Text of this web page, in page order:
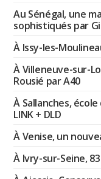
Au Sénégal, une
sophistiqués par
À Issy-les-
À Villeneuve-sur-
Rousié par A40
À Sallanches,
LINK + DLD
À Venise, un
À Ivry-sur-Seine,